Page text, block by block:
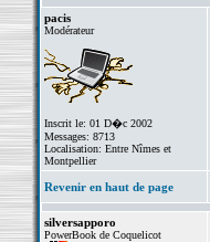
pacis
Modérateur
Inscrit le: 01 D�c 2002
Messages: 8713
Localisation: Entre Nîmes et
Montpellier
Revenir en haut de page
silversapporo
PowerBook de Coquelicot